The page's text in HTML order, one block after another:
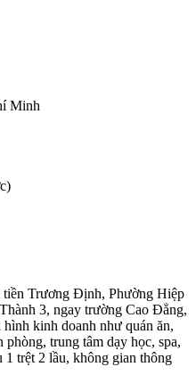
Minh
)
tiền Trương Định, Phường Hiệp
3, ngay trường Cao Đẳng,
kinh doanh như quán ăn,
phòng, trung tâm dạy học, spa,
trệt 2 lầu, không gian thông